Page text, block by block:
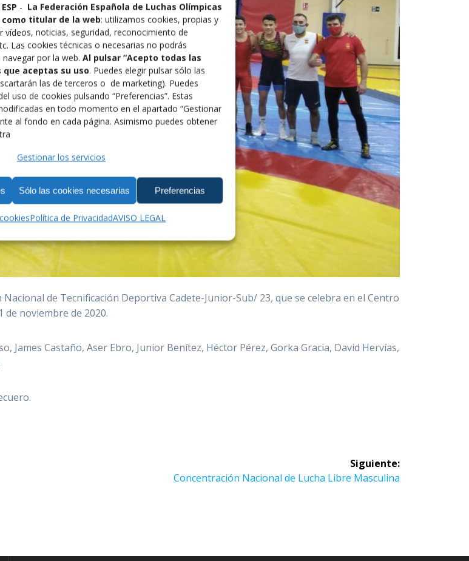
- La Federación Española de Luchas Olímpicas
titular de la web: utilizamos cookies, propias y
vídeos, noticias, seguridad, reconocimiento de
Las cookies técnicas o necesarias no podrás
por la web. Al pulsar “Acepto todas las
que aceptas su uso. Puedes elegir pulsar sólo las
las de terceros o de marketing). Puedes
uso de cookies pulsando “Preferencias”. Estas
en todo momento en el apartado “Gestionar
al fondo en cada página. Asimismo puedes obtener
Gestionar los servicios
Sólo las cookies necesarias Preferencias
Política de PrivacidadAVISO LEGAL
de Tecnificación Deportiva Cadete-Junior-Sub/ 23,que se celebra en el Centro
noviembre de 2020.
James Castaño, Aser Ebro, Junior Benítez, Héctor Pérez, Gorka Gracia, David Hervías,
Siguiente:
Siguiente
Concentración Nacional de Lucha Libre Masculina